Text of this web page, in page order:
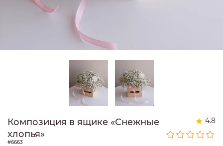
Композиция в ящике «Снежные
хлопья»
4.8
#6663